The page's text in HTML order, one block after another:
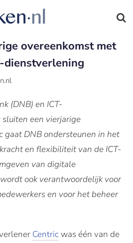
overeenkomst met
dienstverlening
(DNB) en ICT-
sluiten een vierjarige
gaat DNB ondersteunen in het
en flexibiliteit van de ICT-
van digitale
ook verantwoordelijk voor
en voor het beheer
Centricwas één van de